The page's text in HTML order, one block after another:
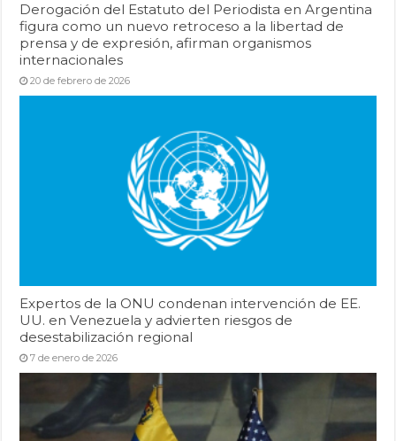
Derogación del Estatuto del Periodista en Argentina
figura como un nuevo retroceso a la libertad de
prensa y de expresión, afirman organismos
internacionales
20 de febrero de 2026
Expertos de la ONU condenan intervención de EE.
UU. en Venezuela y advierten riesgos de
desestabilización regional
7 de enero de 2026